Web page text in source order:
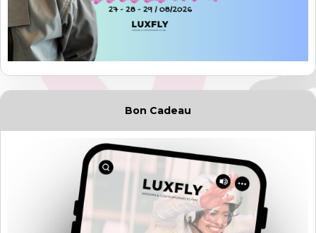
Bon Cadeau